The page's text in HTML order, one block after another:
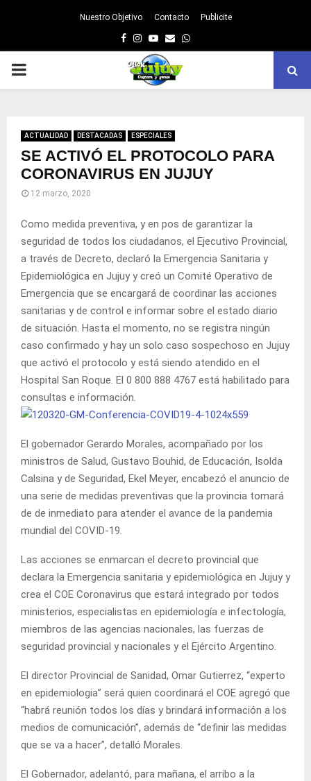
Nuestro Objetivo Contacto Publicite
Facebook
Instagram
Youtube
EmailWhatsapp
PRIMARY
ACTUALIDAD DESTACADAS ESPECIALES
SE ACTIVÓ EL PROTOCOLO PARA
CORONAVIRUS EN JUJUY
12 marzo, 2020
Como medida preventiva, y en pos de garantizar la
seguridad de todos los ciudadanos, el Ejecutivo Provincial,
a través de Decreto, declaró la Emergencia Sanitaria y
Epidemiológica en Jujuy y creó un Comité Operativo de
Emergencia que se encargará de coordinar las acciones
sanitarias y de control e informar sobre el estado diario
de situación. Hasta el momento, no se registra ningún
caso confirmado y hay un solo caso sospechoso en Jujuy
que activó el protocolo y está siendo atendido en el
Hospital San Roque. El 0 800 888 4767 está habilitado para
consultas e información.
El gobernador Gerardo Morales, acompañado por los
ministros de Salud, Gustavo Bouhid, de Educación, Isolda
Calsina y de Seguridad, Ekel Meyer, encabezó el anuncio de
una serie de medidas preventivas que la provincia tomará
de de inmediato para atender el avance de la pandemia
mundial del COVID-19.
Las acciones se enmarcan el decreto provincial que
declara la Emergencia sanitaria y epidemiológica en Jujuy y
crea el COE Coronavirus que estará integrado por todos
ministerios, especialistas en epidemiología e infectología,
miembros de las agencias nacionales, las fuerzas de
seguridad provincial y nacionales y el Ejército Argentino.
El director Provincial de Sanidad, Omar Gutierrez, “experto
en epidemiologia” será quien coordinará el COE agregó que
“habrá reunión todos los días y brindará información a los
medios de comunicación”, además de “definir las medidas
que se va a hacer”, detalló Morales.
El Gobernador, adelantó, para mañana, el arribo a la